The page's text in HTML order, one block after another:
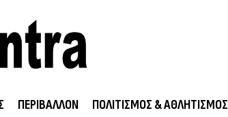
ΠΕΡΙΒΑΛΛΟΝ ΠΟΛΙΤΙΣΜΟΣ & ΑΘΛΗΤΙΣΜΟΣ